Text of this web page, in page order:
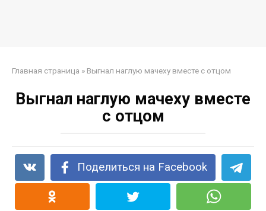
Главная страница » Выгнал наглую мачеху вместе с отцом
Выгнал наглую мачеху вместе
с отцом
Поделиться на Facebook